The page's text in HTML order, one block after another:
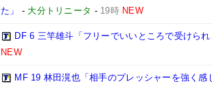
た」
- 大分トリニータ - 19時 NEW
DF 6 三竿雄斗「フリーでいいところで受けら
NEW
MF 19 林田滉也「相手のプレッシャーを強く